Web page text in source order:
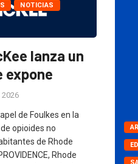
NOTICIAS
lanza un
expone
2026
de Foulkes en la
opioides no
de Rhode
Rhode